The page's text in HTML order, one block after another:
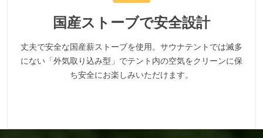
国産ストーブで安全設計
丈夫で安全な国産薪ストーブを使用。サウナテントでは滅多
にない「外気取り込み型」でテント内の空気をクリーンに保
ち安全にお楽しみいただけます。